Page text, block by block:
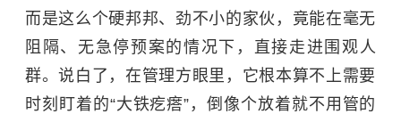
而是这么个硬邦邦、劲不小的家伙，竟能在毫无
阻隔、无急停预案的情况下，直接走进围观人
群。说白了，在管理方眼里，它根本算不上需要
时刻盯着的“大铁疙瘩”，倒像个放着就不用管的